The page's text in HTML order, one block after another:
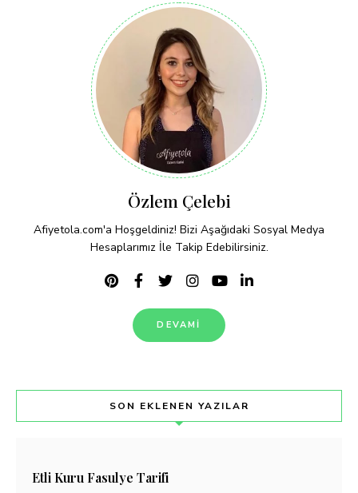
Özlem Çelebi
Afiyetola.com'a Hoşgeldiniz! Bizi Aşağıdaki Sosyal Medya
Hesaplarımız İle Takip Edebilirsiniz.
DEVAMI
SON EKLENEN YAZILAR
Etli Kuru Fasulye Tarifi